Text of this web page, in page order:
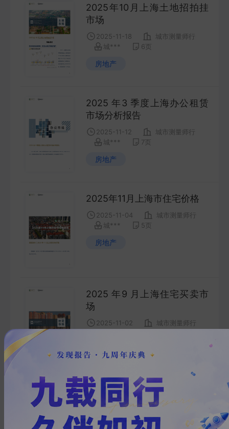
2025年10月上海土地招拍挂
市场
2025-11-18
城市测量师行
城***
6 页
房地产
2025 年3 季度上海办公租赁
市场分析报告
2025-11-12
城市测量师行
城***
7 页
房地产
2025年11月上海市住宅价格
2025-11-04
城市测量师行
城***
5 页
房地产
2025 年9 月上海住宅买卖市
场
2025-11-02
城市测量师行
房地产
数据发布 | 2025年10月上海
市住宅价格
2025-10-28
城市测量师行